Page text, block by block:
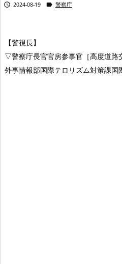
 2024-08-19  警察庁
【警視長】
▽警察庁長官官房参事官［高度道路
外事情報部国際テロリズム対策課国